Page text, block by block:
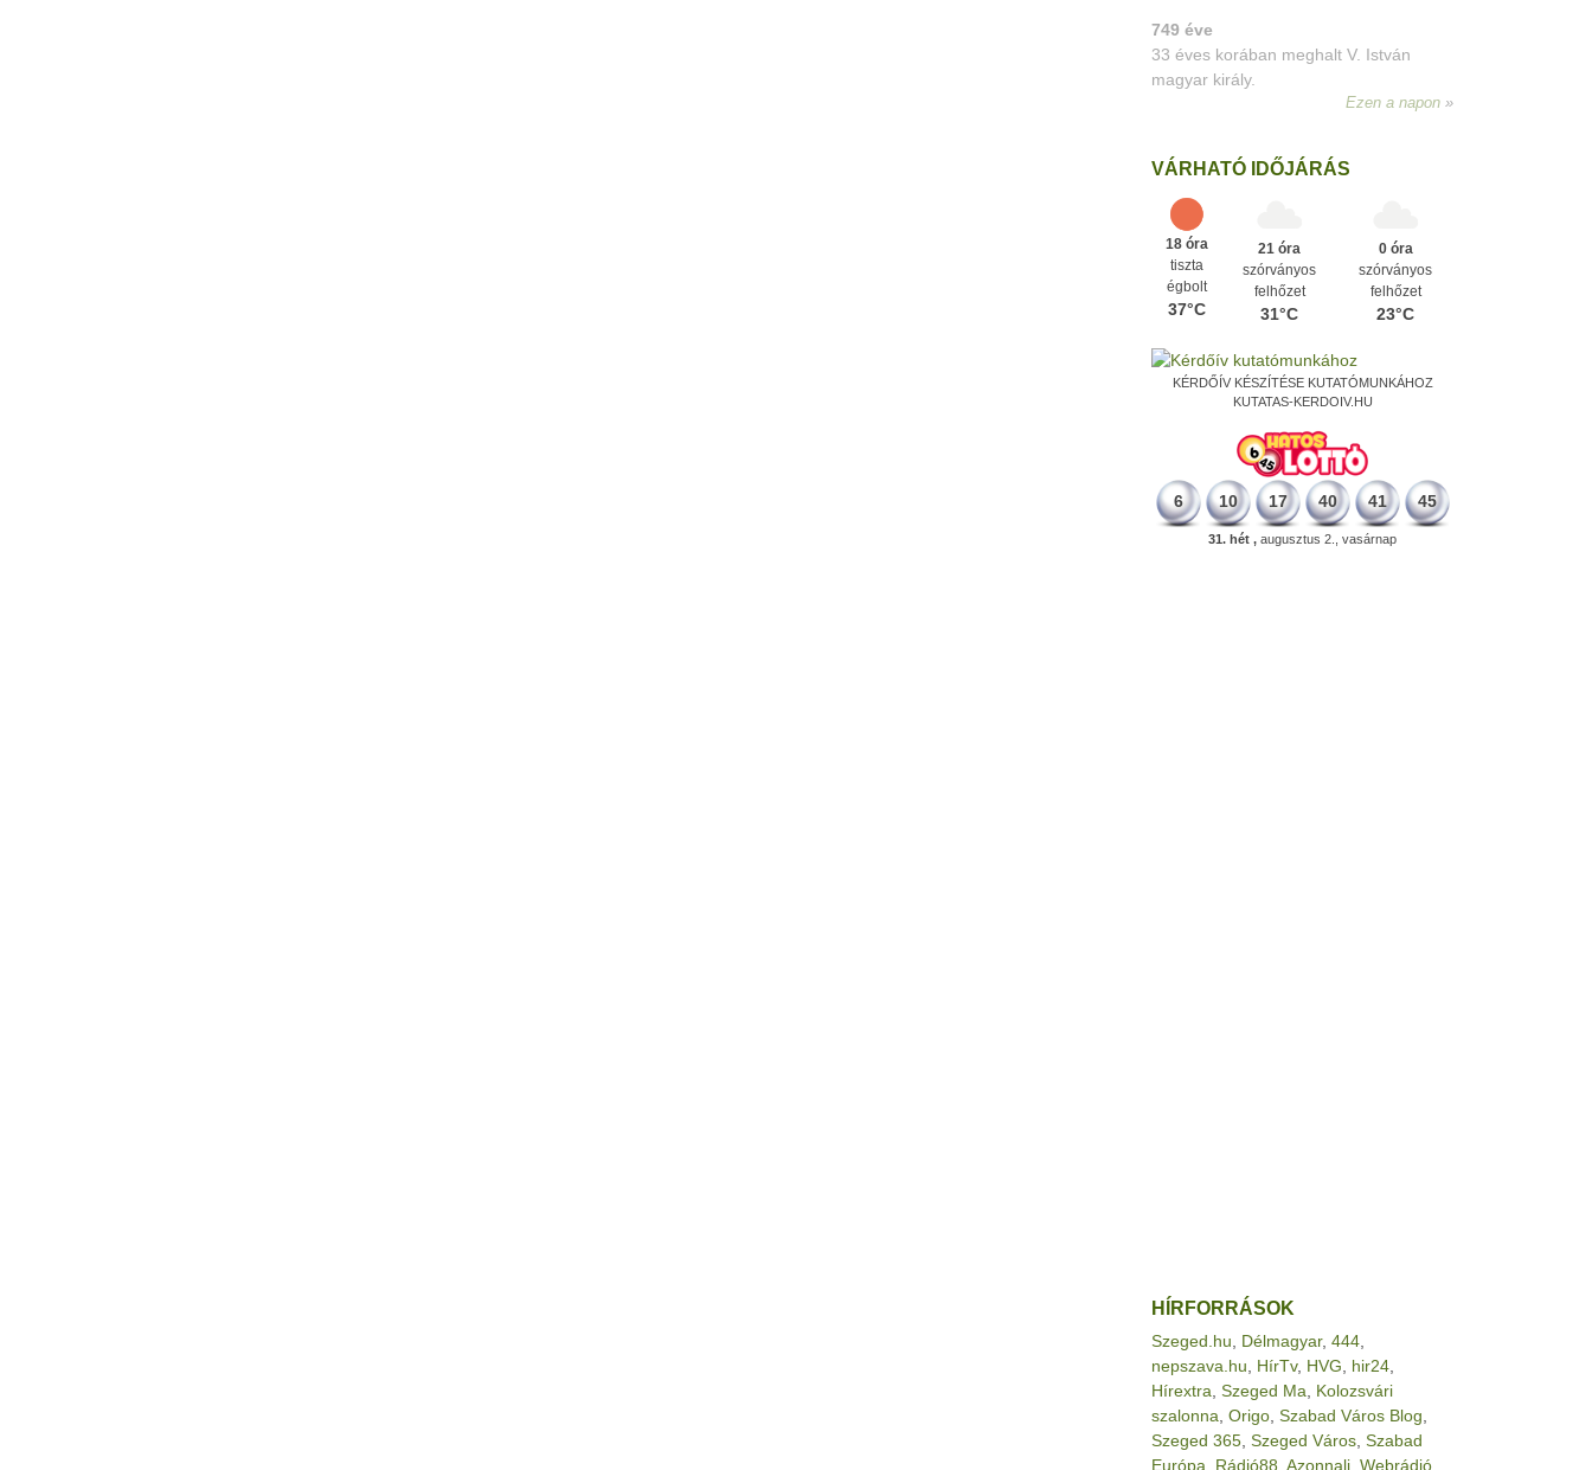
498 éve
A szávaszentdemeteri-nagyolaszi
győzelem, ahol a magyarok utoljára
győzték le a törököket Mohács előtt.
VÁRHATÓ IDŐJÁRÁS
18 óra
tiszta
égbolt
37°C
21 óra
szórványos
felhőzet
31°C
0 óra
szórványos
felhőzet
23°C
KÉRDŐÍV KÉSZÍTÉSE KUTATÓMUNKÁHOZ
KUTATAS-KERDOIV.HU
6 10 17 40 41 45
31. hét , augusztus 2., vasárnap
HÍRFORRÁSOK
Szeged.hu Délmagyar, 444
nepszava.hu
HírTv, HVG hir24
Hírextra Szeged Ma
Kolozsvári
szalonna Origo Szabad Város Blog
Szeged 365 Szeged Város Szabad
Európa
Rádió88 Azonnali Webrádió